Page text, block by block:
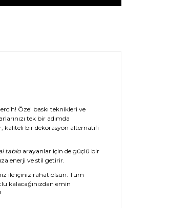
Özel baskı teknikleri ve
tek bir adımda
kaliteli bir dekorasyon alternatifi
tabloarayanlar için de güçlü bir
enerji ve stil getirir.
ile içiniz rahat olsun. Tüm
kalacağınızdan emin